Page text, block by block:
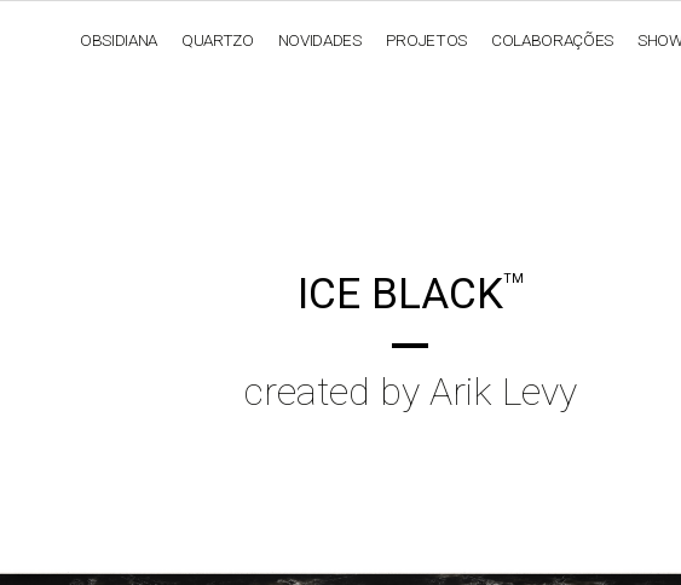
OBSIDIANA QUARTZO NOVIDADES PROJETOS COLABORAÇÕES
ICE BLACKTM
created by Arik Levy